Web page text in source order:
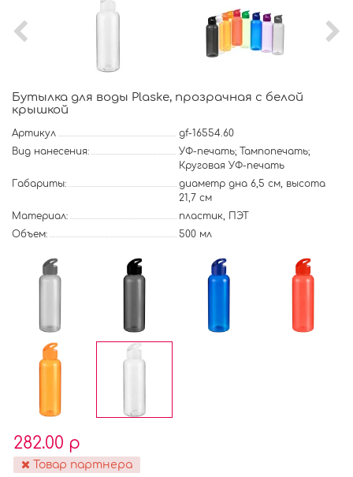
Бутылка для воды Plaske, прозрачная с белой
крышкой
Артикул
gf-16554.60
Вид нанесения:
УФ-печать; Тампопечать;
Круговая УФ-печать
Габариты:
диаметр дна 6,5 см, высота
21,7 см
Материал:
пластик, ПЭТ
Объем:
500 мл
282.00 р
Товар партнера